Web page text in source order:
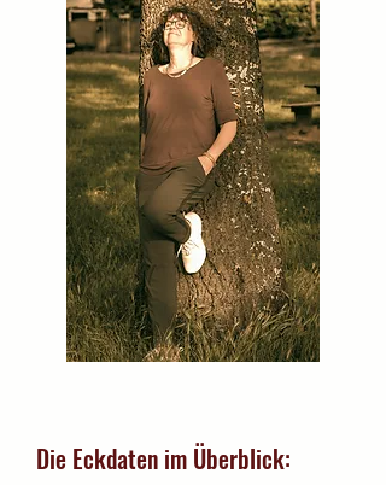
Die Eckdaten im Überblick: